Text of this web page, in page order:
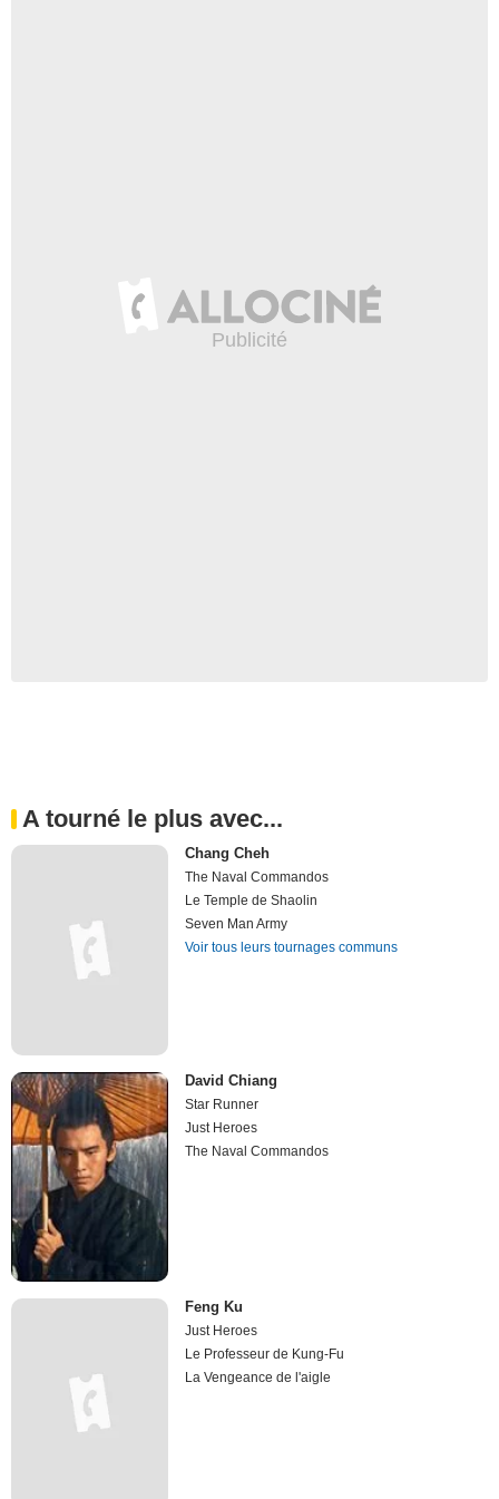
A tourné le plus avec...
Chang Cheh
The Naval Commandos
Le Temple de Shaolin
Seven Man Army
Voir tous leurs tournages communs
David Chiang
Star Runner
Just Heroes
The Naval Commandos
Feng Ku
Just Heroes
Le Professeur de Kung-Fu
La Vengeance de l'aigle